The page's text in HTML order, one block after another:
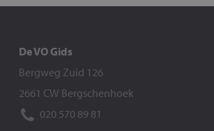
De VO Gids
Bergweg Zuid 126
2661 CW Bergschenhoek
020 570 89 81